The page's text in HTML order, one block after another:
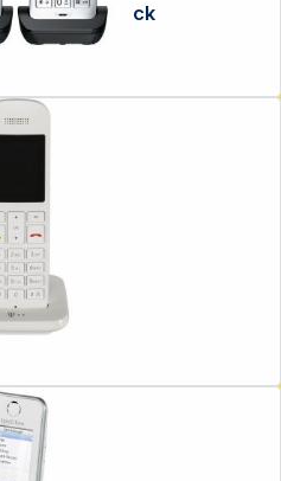
Gigaset COMFORT 500HX duo silver-black
12 weiß